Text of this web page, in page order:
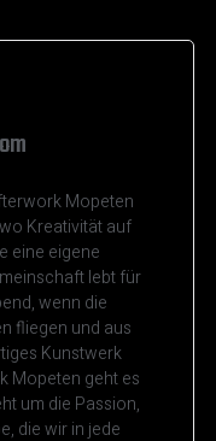
Mopeten
Kreativität auf
eine eigene
lebt für
wenn die
fliegen und aus
Kunstwerk
Mopeten geht es
um die Passion,
die wir in jede